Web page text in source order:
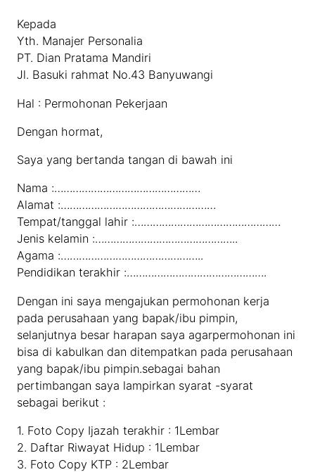
Kepada
Yth. Manajer Personalia
PT. Dian Pratama Mandiri
Jl. Basuki rahmat No.43 Banyuwangi
Hal : Permohonan Pekerjaan
Dengan hormat,
Saya yang bertanda tangan di bawah ini
Nama :…………………………………………
Alamat :……………………………………………
Tempat/tanggal lahir :…………………………………………
Jenis kelamin :………………………………………..
Agama :………………………………………..
Pendidikan terakhir :……………………………………….
Dengan ini saya mengajukan permohonan kerja
pada perusahaan yang bapak/ibu pimpin,
selanjutnya besar harapan saya agarpermohonan ini
bisa di kabulkan dan ditempatkan pada perusahaan
yang bapak/ibu pimpin.sebagai bahan
pertimbangan saya lampirkan syarat -syarat
sebagai berikut :
1. Foto Copy Ijazah terakhir : 1Lembar
2. Daftar Riwayat Hidup : 1Lembar
3. Foto Copy KTP : 2Lembar